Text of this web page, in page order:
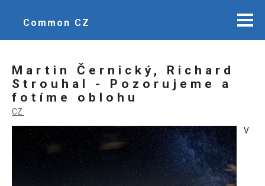
Common CZ
Martin Černický, Richard
Strouhal - Pozorujeme a
fotíme oblohu
CZ
V